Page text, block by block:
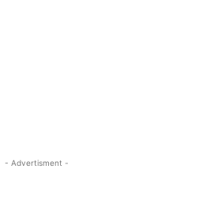
- Advertisment -